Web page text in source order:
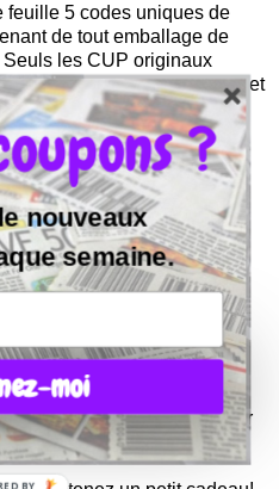
feuille 5 codes uniques de
de tout emballage de
les CUP originaux
les reproductions et
de 100 g seront rejetés.
ACTIVIA », C.P.
VILLE, MONTRÉAL
le 10 mai 2014,
faisant foi sous peine de
demande, une carte-
du 1er mars au 10 mai
par personne, par
de huit à dix semaines pour
moi
?
nouveaux
semaine.
BY